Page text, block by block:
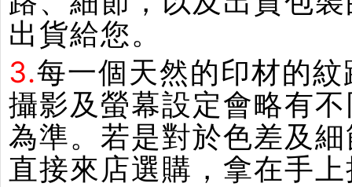
出貨給您。
3.每一個天然的印材的
攝影及螢幕設定會略有
為準。若是對於色差及
直接來店選購，拿在手